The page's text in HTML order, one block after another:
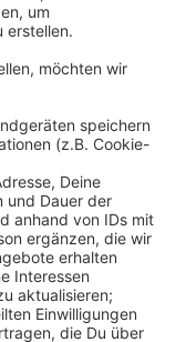
ihr
Also Diebstahl
Denn die
des
zu einer
Denn ein
ob die Frau